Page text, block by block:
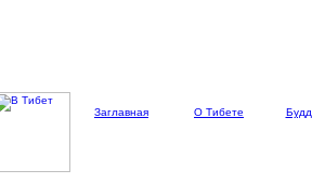
Заглавная О Тибете